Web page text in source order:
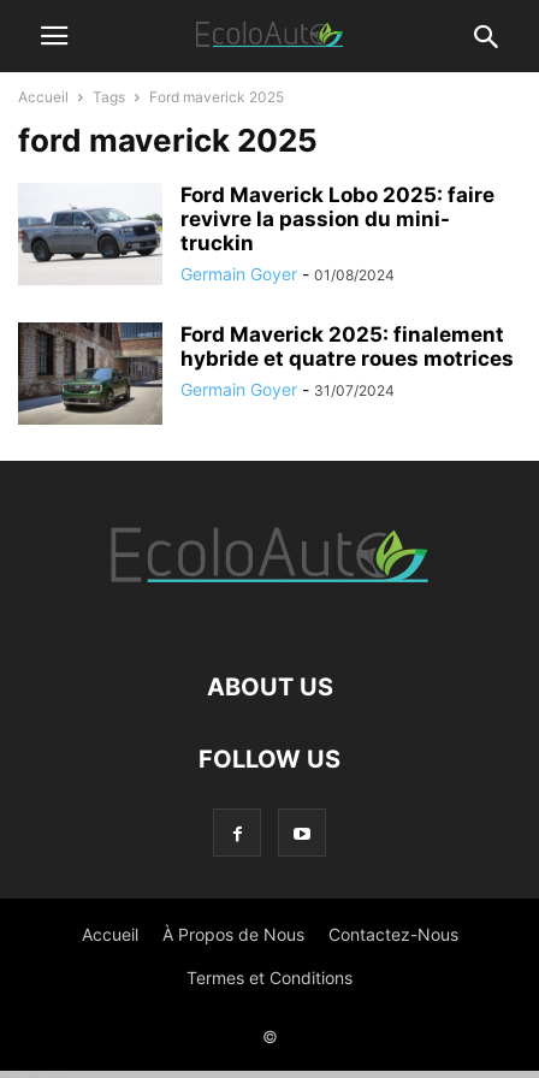
Accueil Tags Ford maverick 2025
ford maverick 2025
Ford Maverick Lobo 2025: faire
revivre la passion du mini-
truckin
Germain Goyer - 01/08/2024
Ford Maverick 2025: finalement
hybride et quatre roues motrices
Germain Goyer - 31/07/2024
ABOUT US
FOLLOW US
Accueil À Propos de Nous Contactez-Nous
Termes et Conditions
©